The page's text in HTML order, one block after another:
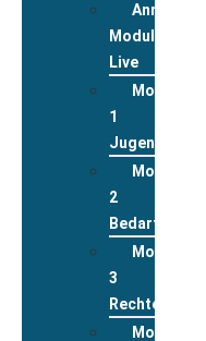
Anmeldung
Modulbox
Live
Modul
1
Jugend
Modul
2
Bedarfslagen
Modul
3
Rechte
Modul